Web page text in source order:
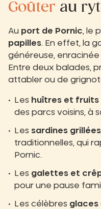
Goûter au
Au port de Pornic, le
papilles. En effet, la
généreuse,
Entre deux balades,
attabler ou de
Les huîtres et fruits
des parcs voisins, à
Les sardines grillées
traditionnelles, qui
Pornic.
Les galettes et
pour une pause
Les célèbres glaces